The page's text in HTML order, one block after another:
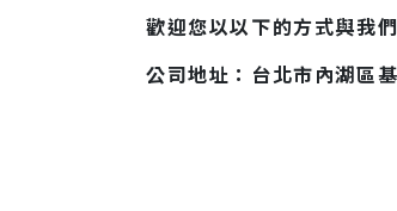
歡迎您以以下的方式與我
公司地址：台北市內湖區